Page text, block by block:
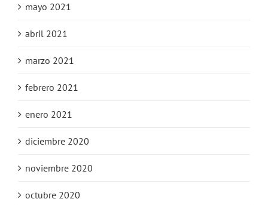
mayo 2021
abril 2021
marzo 2021
febrero 2021
enero 2021
diciembre 2020
noviembre 2020
octubre 2020